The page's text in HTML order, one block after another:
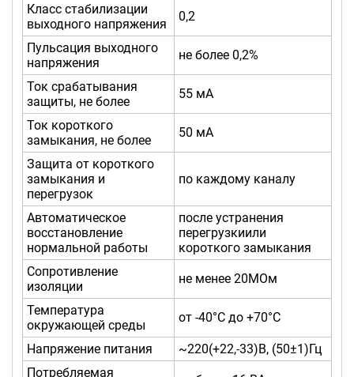
Класс стабилизации
выходного напряжения
0,2
Пульсация выходного
напряжения
не более 0,2%
Ток срабатывания
защиты, не более
55 мА
Ток короткого
замыкания, не более
50 мА
Защита от короткого
замыкания и
перегрузок
по каждому каналу
Автоматическое
восстановление
нормальной работы
после устранения
перегрузкиили
короткого замыкания
Сопротивление
изоляции
не менее 20МОм
Температура
окружающей среды
от -40°С до +70°С
Напряжение питания
~220(+22,-33)В, (50±1)Гц
Потребляемая